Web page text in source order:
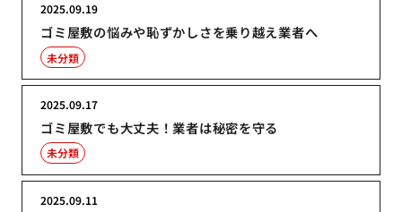
ゴミ屋敷の悩みや恥ずかしさを乗り越え業者へ
2025.09.19
未分類
ゴミ屋敷でも大丈夫！業者は秘密を守る
2025.09.17
未分類
2025.09.11